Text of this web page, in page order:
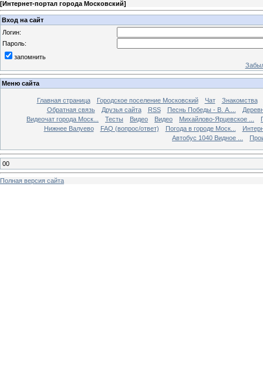
[Интернет-портал города Московский]
Вход на сайт
Логин:
Пароль:
запомнить
Меню сайта
Главная страница Городское поселение Московский Чат
Знакомства
Обратная связь
Друзья сайта RSS Песнь Победы - В. А....
Видеочат города Моск...
Тесты Видео Видео Михайлово-Ярцевское ...
Нижнее Валуево
FAQ (вопрос/ответ) Погода в городе Моск...
Автобус 1040 Видное ...
00
Полная версия сайта